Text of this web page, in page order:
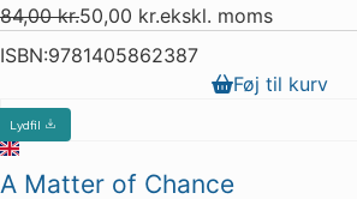
84,00kr.50,00 kr.ekskl. moms
ISBN:9781405862387
Føj til kurv
Lydfil
A Matter of Chance